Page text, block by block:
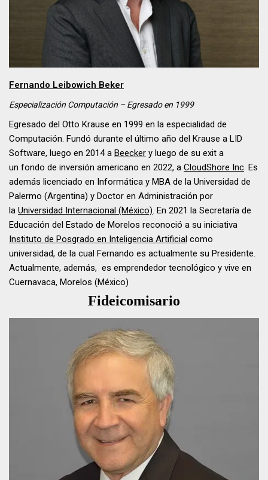
Fernando Leibowich Beker
Especialización Computación – Egresado en 1999
Egresado del Otto Krause en 1999 en la especialidad de
Computación. Fundó durante el último año del Krause a LID
Software, luego en 2014 a Beecker y luego de su exit a
un fondo de inversión americano en 2022, a CloudShore Inc. Es
además licenciado en Informática y MBA de la Universidad de
Palermo (Argentina) y Doctor en Administración por
la Universidad Internacional (México). En 2021 la Secretaría de
Educación del Estado de Morelos reconoció a su iniciativa
Instituto de Posgrado en Inteligencia Artificial como
universidad, de la cual Fernando es actualmente su Presidente.
Actualmente, además, es emprendedor tecnológico y vive en
Cuernavaca, Morelos (México)
Fideicomisario